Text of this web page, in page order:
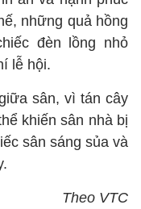
những quả hồng
đèn lồng nhỏ
lễ hội.
sân, vì tán cây
khiến sân nhà bị
sân sáng sủa và
Theo VTC